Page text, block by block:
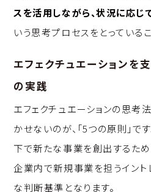
スを活用しながら、状況に応じ
いう思考プロセスをとっている
エフェクチュエーションを
の実践
エフェクチュエーションの思考
かせないのが、「5つの原則」で
下で新たな事業を創出するた
企業内で新規事業を担うイント
な判断基準となります。